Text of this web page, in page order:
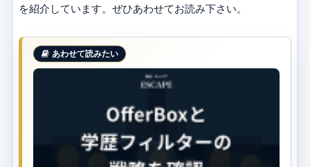
を紹介しています。ぜひあわせてお読み下さい。